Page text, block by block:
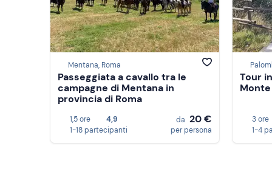
Mentana, Roma
Passeggiata a cavallo tra le
campagne di Mentana in
provincia di Roma
1,5 ore
4,9
1-18 partecipanti
da 20 €
per persona
Tour
Monte
3 ore
1-4